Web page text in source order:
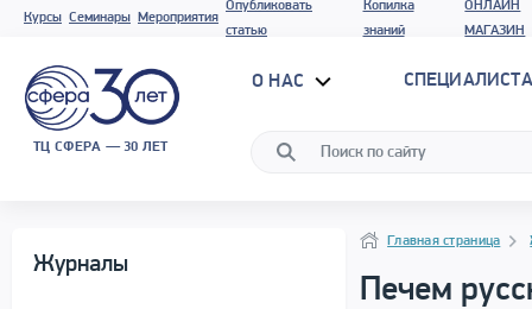
Курсы Семинары Мероприятия
Опубликовать
статью
Копилка
знаний
ОНЛАЙН
МАГАЗИН
ТЦ СФЕРА — 30 ЛЕТ
О НАС
Журналы
Навигация
НавигацияГлавная страница
Печем